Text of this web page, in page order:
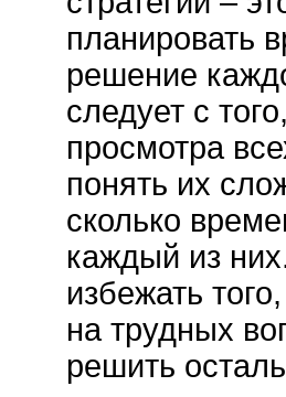
планировать
решение
следует с
просмотра
понять их
сколько
каждый из
избежать
на трудных
решить